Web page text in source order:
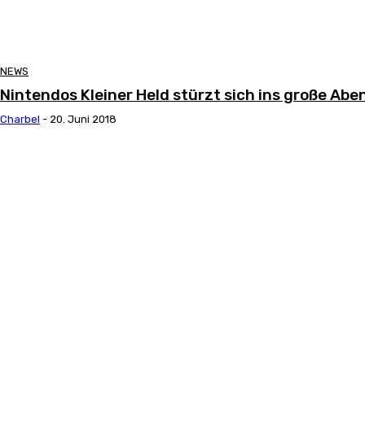
NEWS
Nintendos Kleiner Held stürzt sich ins große
Charbel - 20. Juni 2018